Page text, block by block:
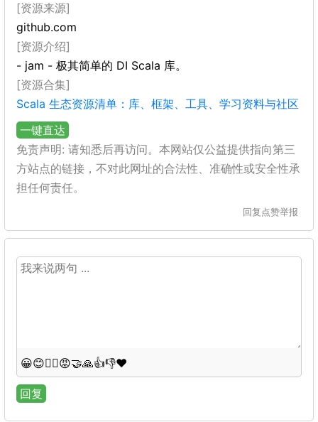
[资源来源]
github.com
[资源介绍]
- jam - 极其简单的 DI Scala 库。
[资源合集]
Scala 生态资源清单：库、框架、工具、学习资料与社区
一键直达
免责声明: 请知悉后再访问。本网站仅公益提供指向第三
方站点的链接，不对此网址的合法性、准确性或安全性承
担任何责任。
回复 点赞举报
😀😊😵‍💫😡🤝🙏👍👎❤️
回复